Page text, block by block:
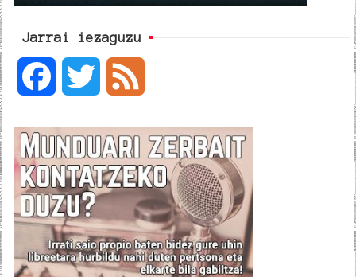
Jarrai iezaguzu
c
e
b
o
i
t
t
e
e
d